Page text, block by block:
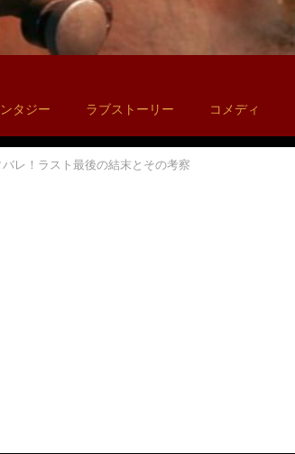
タジー ラブストーリー コメディ
レ！ラスト最後の結末とその考察